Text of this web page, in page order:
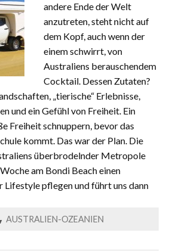
andere Ende der Welt
anzutreten, steht nicht auf
dem Kopf, auch wenn der
einem schwirrt, von
Australiens berauschendem
Cocktail. Dessen Zutaten?
„tierische“ Erlebnisse,
und ein Gefühl von Freiheit. Ein
Freiheit schnuppern, bevor das
kommt. Das war der Plan. Die
überbrodelnder Metropole
am Bondi Beach einen
Lifestyle pflegen und führt uns dann
AUSTRALIEN-OZEANIEN